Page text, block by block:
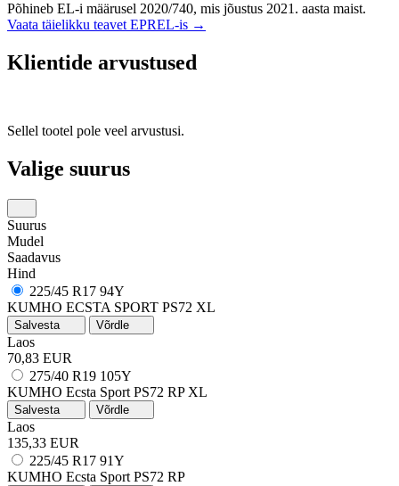
Põhineb EL-i määrusel 2020/740, mis jõustus 2021. aasta maist.
Vaata täielikku teavet EPREL-is →
Klientide arvustused
Sellel tootel pole veel arvustusi.
Valige suurus
Suurus
Mudel
Saadavus
Hind
225/45 R17 94Y
KUMHO ECSTA SPORT PS72 XL
Salvesta Võrdle
Laos
70,83 EUR
275/40 R19 105Y
KUMHO Ecsta Sport PS72 RP XL
Salvesta Võrdle
Laos
135,33 EUR
225/45 R17 91Y
KUMHO Ecsta Sport PS72 RP